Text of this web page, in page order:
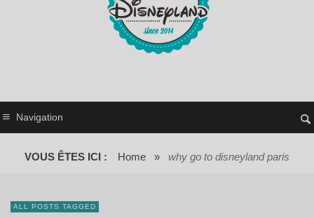
Navigation
VOUS ÊTES ICI : Home » why go to disneyland paris
ALL POSTS TAGGED